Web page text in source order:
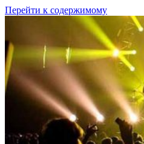
Перейти к содержимому